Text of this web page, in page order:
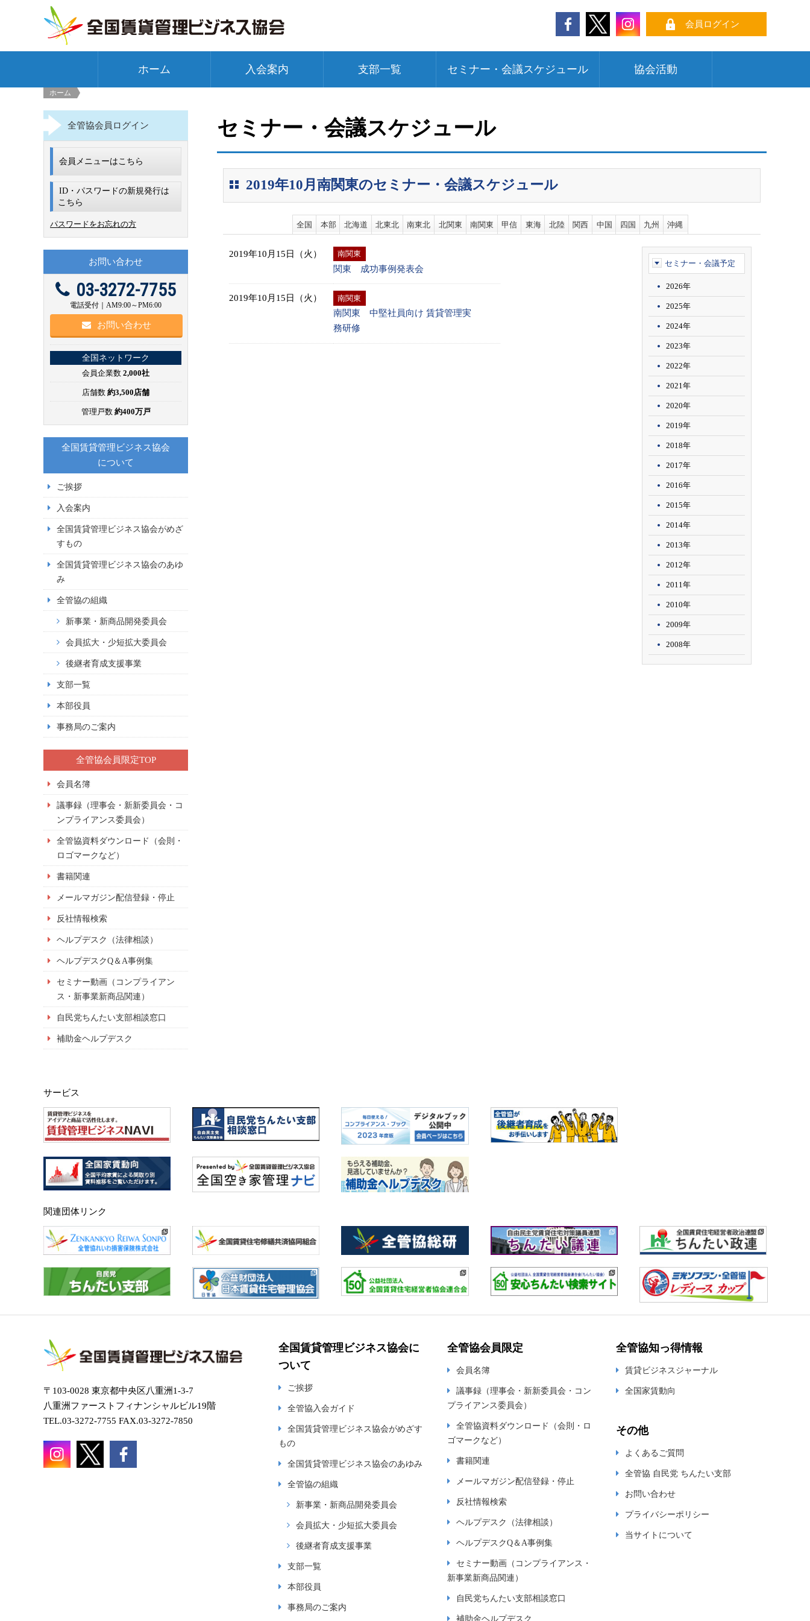
会員ログイン
ホーム 入会案内 支部一覧 セミナー・会議スケジュール 協会活動
ホーム
セミナー・会議スケジュール
2019年10月南関東のセミナー・会議スケジュール
全国 本部 北海道 北東北 南東北 北関東 南関東 甲信 東海 北陸 関西 中国 四国 九州 沖縄
2019年10月15日（火） 南関東
関東 成功事例発表会
2019年10月15日（火） 南関東
南関東 中堅社員向け 賃貸管理実
務研修
セミナー・会議予定
2026年
2025年
2024年
2023年
2022年
2021年
2020年
2019年
2018年
2017年
2016年
2015年
2014年
2013年
2012年
2011年
2010年
2009年
2008年
全管協会員ログイン
会員メニューはこちら
ID・パスワードの新規発行は
こちら
パスワードをお忘れの方
お問い合わせ
03-3272-7755
電話受付｜AM9:00～PM6:00
お問い合わせ
全国ネットワーク
会員企業数 2,000社
店舗数 約3,500店舗
管理戸数 約400万戸
全国賃貸管理ビジネス協会
について
ご挨拶
入会案内
全国賃貸管理ビジネス協会がめざ
すもの
全国賃貸管理ビジネス協会のあゆ
み
全管協の組織
新事業・新商品開発委員会
会員拡大・少短拡大委員会
後継者育成支援事業
支部一覧
本部役員
事務局のご案内
全管協会員限定TOP
会員名簿
議事録（理事会・新新委員会・コ
ンプライアンス委員会）
全管協資料ダウンロード（会則・
ロゴマークなど）
書籍関連
メールマガジン配信登録・停止
反社情報検索
ヘルプデスク（法律相談）
ヘルプデスクQ＆A事例集
セミナー動画（コンプライアン
ス・新事業新商品関連）
自民党ちんたい支部相談窓口
補助金ヘルプデスク
サービス
関連団体リンク
〒103-0028 東京都中央区八重洲1-3-7
八重洲ファーストフィナンシャルビル19階
TEL.03-3272-7755 FAX.03-3272-7850
全国賃貸管理ビジネス協会に
ついて
ご挨拶
全管協入会ガイド
全国賃貸管理ビジネス協会がめざす
もの
全国賃貸管理ビジネス協会のあゆみ
全管協の組織
新事業・新商品開発委員会
会員拡大・少短拡大委員会
後継者育成支援事業
支部一覧
本部役員
事務局のご案内
全管協会員限定
会員名簿
議事録（理事会・新新委員会・コン
プライアンス委員会）
全管協資料ダウンロード（会則・ロ
ゴマークなど）
書籍関連
メールマガジン配信登録・停止
反社情報検索
ヘルプデスク（法律相談）
ヘルプデスクQ＆A事例集
セミナー動画（コンプライアンス・
新事業新商品関連）
自民党ちんたい支部相談窓口
補助金ヘルプデスク
全管協知っ得情報
賃貸ビジネスジャーナル
全国家賃動向
その他
よくあるご質問
全管協 自民党 ちんたい支部
お問い合わせ
プライバシーポリシー
当サイトについて